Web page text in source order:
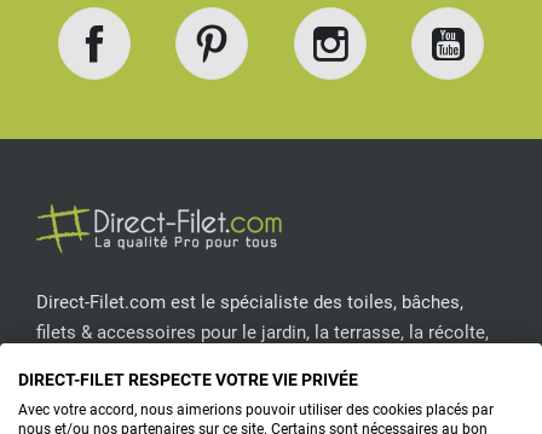
Direct-Filet.com est le spécialiste des toiles, bâches,
filets & accessoires pour le jardin, la terrasse, la récolte,
DIRECT-FILET RESPECTE VOTRE VIE PRIVÉE
Avec votre accord, nous aimerions pouvoir utiliser des cookies placés par
nous et/ou nos partenaires sur ce site. Certains sont nécessaires au bon